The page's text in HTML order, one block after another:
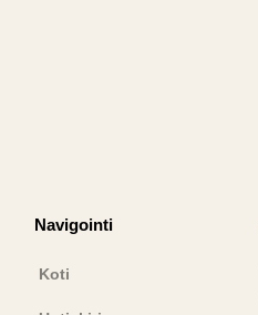
Navigointi​
Koti